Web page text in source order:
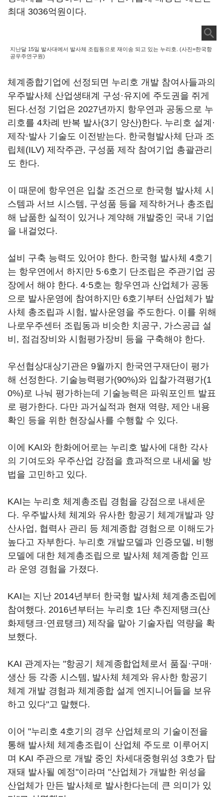
최대 3036억원이다.
지난달 15일 발사대에서 발사체 조립동으로 재이송 되고 있는 누리호. (사진=한국항
공우주연구원)
체계종합기업에 선정되면 누리호 개발 참여사들과의
우주발사체 산업생태계 구성·유지에 주도권을 쥐게
된다.선정 기업은 2027년까지 항우연과 공동으로 누
리호를 4차례 반복 발사(3기 양산)한다. 누리호 설계·
제작·발사 기술도 이전받는다. 한국형발사체 단과 조
립체(ILV) 제작주관, 구성품 제작 참여기업 총괄관리
도 한다.
이 때문에 항우연은 입찰 조건으로 한국형 발사체 시
스템과 서브 시스템, 구성품 등을 제작하거나 총조립
해 납품한 실적이 있거나 계약해 개발중인 국내 기업
을 내걸었다.
설비 구축 능력도 있어야 한다. 한국형 발사체 4호기
는 항우연에서 하지만 5·6호기 단조립은 주관기업 공
장에서 해야 한다. 4·5호는 항우연과 산업체가 공동
으로 발사운영에 참여하지만 6호기부터 산업체가 발
사체 총조립과 시험, 발사운영을 주도한다. 이를 위해
나로우주센터 조립동과 비슷한 치공구, 가스공급 설
비, 점검장비와 시험평가장비 등을 구축해야 한다.
우선협상대상기관은 9월까지 한국연구재단이 평가
해 선정한다. 기술능력평가(90%)와 입찰가격평가(1
0%)로 나눠 평가하는데 기술능력은 파워포인트 발표
로 평가한다. 다만 과거실적과 현재 역량, 제안 내용
확인 등을 위한 현장실사를 수행할 수 있다.
이에 KAI와 한화에어로는 누리호 발사에 대한 각사
의 기여도와 우주산업 강점을 효과적으로 내세울 방
법을 고민하고 있다.
KAI는 누리호 체계총조립 경험을 강점으로 내세운
다. 우주발사체 체계와 유사한 항공기 체계개발과 양
산사업, 협력사 관리 등 체계종합 경험으로 이해도가
높다고 자부한다. 누리호 개발모델과 인증모델, 비행
모델에 대한 체계총조립으로 발사체 체계종합 인프
라 운영 경험을 가졌다.
KAI는 지난 2014년부터 한국형 발사체 체계총조립에
참여했다. 2016년부터는 누리호 1단 추진제탱크(산
화제탱크·연료탱크) 제작을 맡아 기술자립 역량을 확
보했다.
KAI 관계자는 "항공기 체계종합업체로서 품질·구매·
생산 등 각종 시스템, 발사체 체계와 유사한 항공기
체계 개발 경험과 체계종합 설계 엔지니어들을 보유
하고 있다"고 말했다.
이어 "누리호 4호기의 경우 산업체로의 기술이전을
통해 발사체 체계총조립이 산업체 주도로 이루어지
며 KAI 주관으로 개발 중인 차세대중형위성 3호가 탑
재돼 발사될 예정"이라며 "산업체가 개발한 위성을
산업체가 만든 발사체로 발사한다는데 큰 의미가 있